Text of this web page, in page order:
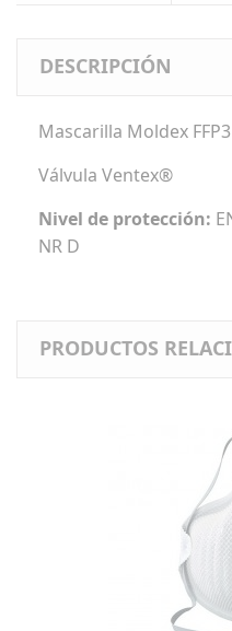
DESCRIPCIÓN
Mascarilla Moldex
Válvula Ventex®
Nivel de protección:
NR D
PRODUCTOS